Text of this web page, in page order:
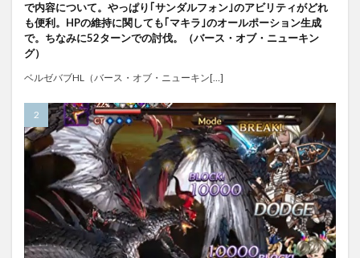
で内容について。やっぱり｢サンダルフォン｣のアビリティがどれ
も便利。HPの維持に関しても｢マキラ｣のオールポーション生成
で。ちなみに52ターンでの討伐。（バース・オブ・ニューキン
グ）
ベルゼバブHL（バース・オブ・ニューキン[…]